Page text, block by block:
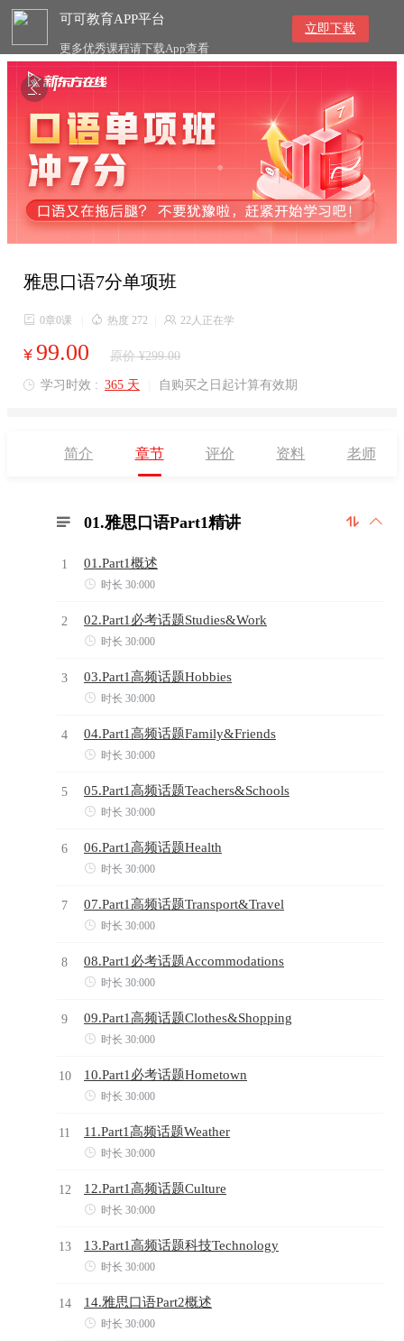
可可教育APP平台
更多优秀课程请下载App查看
立即下载

雅思口语7分单项班
 0章0课  热度 272  22人正在学
¥ 99.00 原价 ¥299.00
 学习时效 : 365 天 自购买之日起计算有效期
简介 章节 评价 资料 老师
 
 01.雅思口语Part1精讲
1 01.Part1概述
 时长 30:000
2 02.Part1必考话题Studies&Work
 时长 30:000
3 03.Part1高频话题Hobbies
 时长 30:000
4 04.Part1高频话题Family&Friends
 时长 30:000
5 05.Part1高频话题Teachers&Schools
 时长 30:000
6 06.Part1高频话题Health
 时长 30:000
7 07.Part1高频话题Transport&Travel
 时长 30:000
8 08.Part1必考话题Accommodations
 时长 30:000
9 09.Part1高频话题Clothes&Shopping
 时长 30:000
10 10.Part1必考话题Hometown
 时长 30:000
11 11.Part1高频话题Weather
 时长 30:000
12 12.Part1高频话题Culture
 时长 30:000
13 13.Part1高频话题科技Technology
 时长 30:000
14 14.雅思口语Part2概述
 时长 30:000